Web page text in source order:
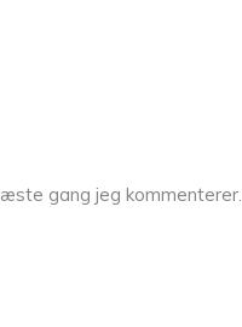
gang jeg kommenterer.